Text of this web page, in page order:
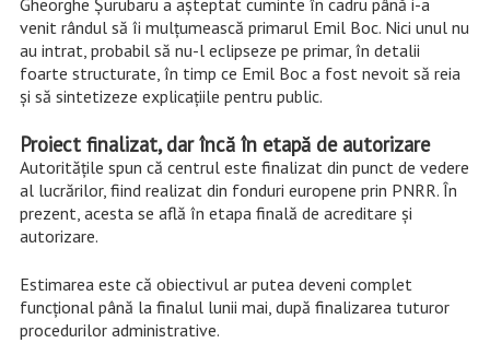
Gheorghe Șurubaru a așteptat cuminte în cadru până i-a
venit rândul să îi mulțumească primarul Emil Boc. Nici unul nu
au intrat, probabil să nu-l eclipseze pe primar, în detalii
foarte structurate, în timp ce Emil Boc a fost nevoit să reia
și să sintetizeze explicațiile pentru public.
Proiect finalizat, dar încă în etapă de autorizare
Autoritățile spun că centrul este finalizat din punct de vedere
al lucrărilor, fiind realizat din fonduri europene prin PNRR. În
prezent, acesta se află în etapa finală de acreditare și
autorizare.
Estimarea este că obiectivul ar putea deveni complet
funcțional până la finalul lunii mai, după finalizarea tuturor
procedurilor administrative.